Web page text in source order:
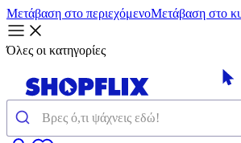
Μετάβαση στο περιεχόμενοΜετάβαση στο
Όλες οι κατηγορίες